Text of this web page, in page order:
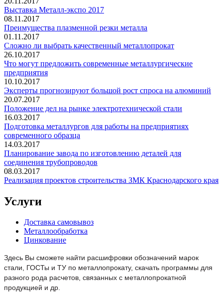
Выставка Металл-экспо 2017
08.11.2017
Преимущества плазменной резки металла
01.11.2017
Сложно ли выбрать качественный металлопрокат
26.10.2017
Что могут предложить современные металлургические
предприятия
10.10.2017
Эксперты прогнозируют большой рост спроса на алюминий
20.07.2017
Положение дел на рынке электротехнической стали
16.03.2017
Подготовка металлургов для работы на предприятиях
современного образца
14.03.2017
Планирование завода по изготовлению деталей для
соединения трубопроводов
08.03.2017
Реализация проектов строительства ЗМК Краснодарского края
Услуги
Доставка самовывоз
Металлообработка
Цинкование
Здесь Вы сможете найти расшифровки обозначений марок
стали, ГОСТы и ТУ по металлопрокату, скачать программы для
разного рода расчетов, связанных с металлопрокатной
продукцией и др.